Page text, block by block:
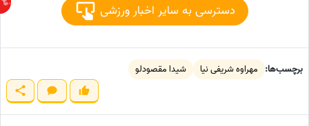
دسترسی به سایر اخبار ورزشی
برچسب‌ها: مهراوه شریفی نیا شیدا مقصودلو